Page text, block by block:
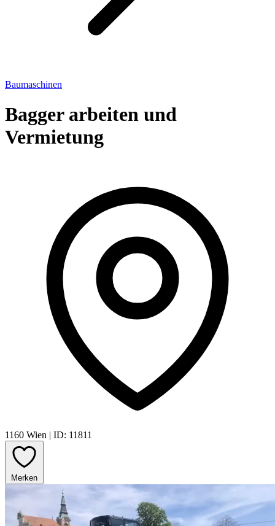
Baumaschinen
Bagger arbeiten und
Vermietung
1160 Wien | ID: 11811
Merken